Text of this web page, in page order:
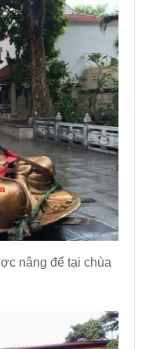
nâng để tại chùa